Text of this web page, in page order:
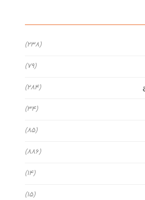
(238)
(79)
(284)
(34)
(85)
(886)
(14)
(15)